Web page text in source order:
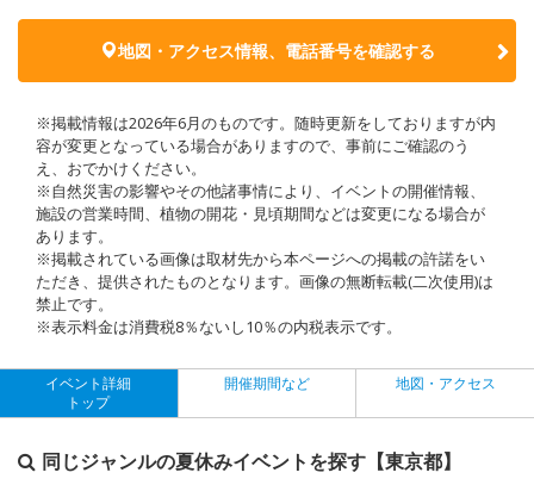
地図・アクセス情報、電話番号を確認する
※掲載情報は2026年6月のものです。随時更新をしておりますが内
容が変更となっている場合がありますので、事前にご確認のう
え、おでかけください。
※自然災害の影響やその他諸事情により、イベントの開催情報、
施設の営業時間、植物の開花・見頃期間などは変更になる場合が
あります。
※掲載されている画像は取材先から本ページへの掲載の許諾をい
ただき、提供されたものとなります。画像の無断転載(二次使用)は
禁止です。
※表示料金は消費税8％ないし10％の内税表示です。
イベント詳細
トップ
開催期間など 地図・アクセス
同じジャンルの夏休みイベントを探す【東京都】